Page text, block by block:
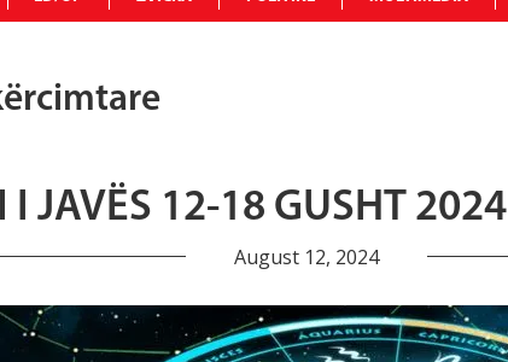
I JAVËS 12-18 GUSHT 2024
August 12, 2024